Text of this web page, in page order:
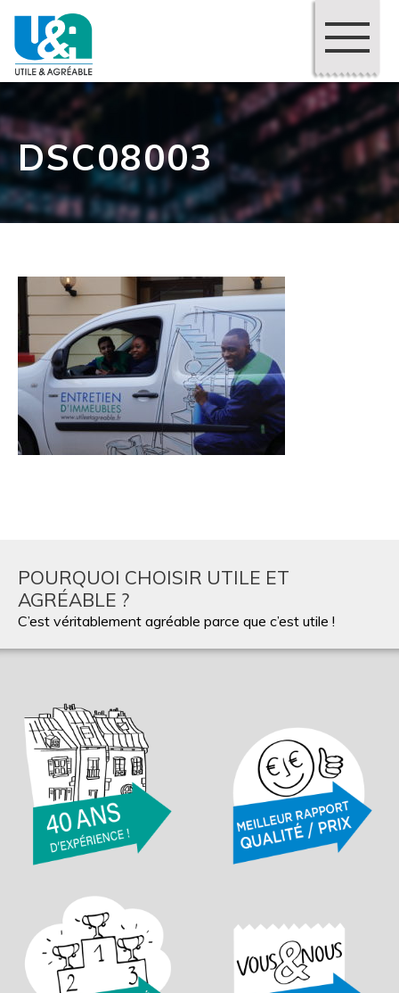
DSC08003
POURQUOI CHOISIR UTILE ET
AGRÉABLE ?
C’est véritablement agréable parce que c’est utile !